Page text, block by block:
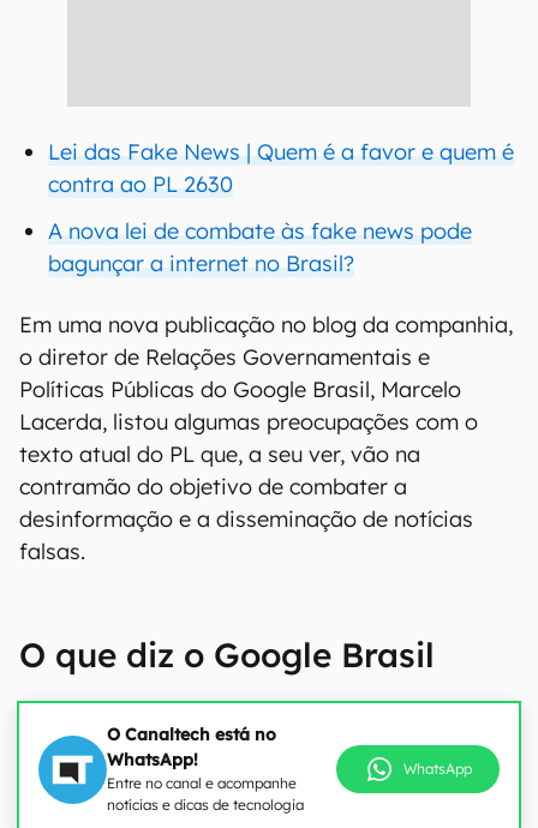
Lei das Fake News | Quem é a favor e quem é
contra ao PL 2630
A nova lei de combate às fake news pode
bagunçar a internet no Brasil?
Em uma nova publicação no blog da companhia,
o diretor de Relações Governamentais e
Políticas Públicas do Google Brasil, Marcelo
Lacerda, listou algumas preocupações com o
texto atual do PL que, a seu ver, vão na
contramão do objetivo de combater a
desinformação e a disseminação de notícias
falsas.
O que diz o Google Brasil
O Canaltech está no
WhatsApp!
Entre no canal e acompanhe
notícias e dicas de tecnologia
WhatsApp